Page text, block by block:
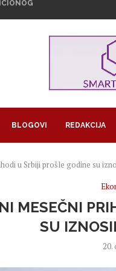
BLOGOVI REDAKCIJA
u Srbiji prošle godine su
MESEČNI
SU
20.